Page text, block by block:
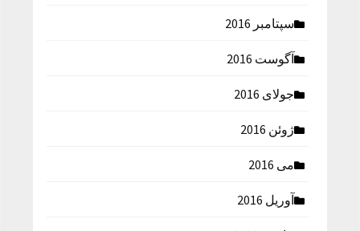
سپتامبر 2016
آگوست 2016
جولای 2016
ژوئن 2016
می 2016
آوریل 2016